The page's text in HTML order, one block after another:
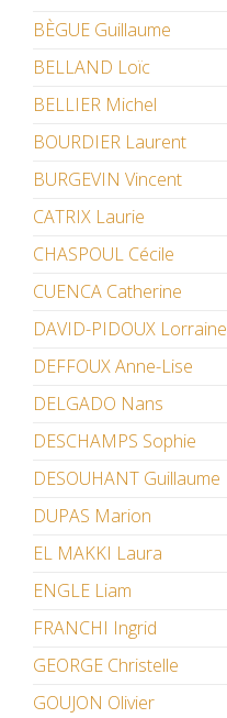
BÈGUE Guillaume
BELLAND Loïc
BELLIER Michel
BOURDIER Laurent
BURGEVIN Vincent
CATRIX Laurie
CHASPOUL Cécile
CUENCA Catherine
DAVID-PIDOUX Lorraine
DEFFOUX Anne-Lise
DELGADO Nans
DESCHAMPS Sophie
DESOUHANT Guillaume
DUPAS Marion
EL MAKKI Laura
ENGLE Liam
FRANCHI Ingrid
GEORGE Christelle
GOUJON Olivier